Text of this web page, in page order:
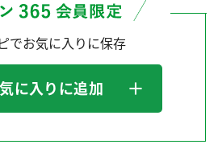
米飯用調味液
カンミュージアム）
でお気に入りに保存
に入りに追加